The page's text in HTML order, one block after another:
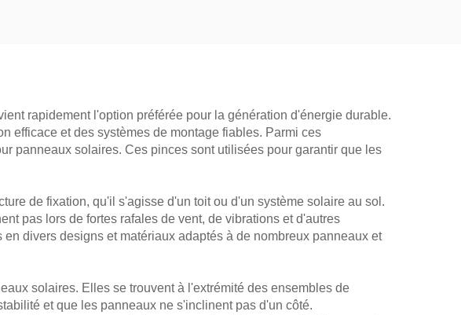
rapidement l'option préférée pour la génération d'énergie durable.
efficace et des systèmes de montage fiables. Parmi ces
panneaux solaires. Ces pinces sont utilisées pour garantir que les
de fixation, qu'il s'agisse d'un toit ou d'un système solaire au sol.
pas lors de fortes rafales de vent, de vibrations et d'autres
divers designs et matériaux adaptés à de nombreux panneaux et
solaires. Elles se trouvent à l'extrémité des ensembles de
et que les panneaux ne s'inclinent pas d'un côté.